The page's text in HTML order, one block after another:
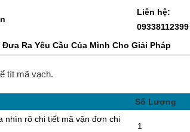
Liên hệ:
09338112399
Ra Yêu Cầu Của Mình Cho Giải Pháp
tít mã vạch.
Số Lượng
nhìn rõ chi tiết mã vận đơn chi
1